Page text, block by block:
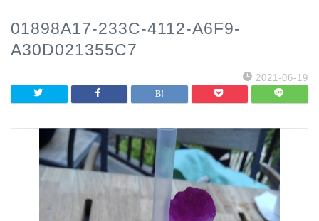
01898A17-233C-4112-A6F9-
A30D021355C7
2021-06-19